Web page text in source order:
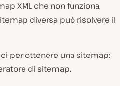
XML che non funziona,
diversa può risolvere il
per ottenere una sitemap:
di sitemap.